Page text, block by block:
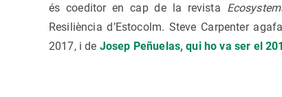
és coeditor en cap de la revista
Resiliència d’Estocolm. Steve Carpenter
2017, i de Josep Peñuelas, qui ho va ser el